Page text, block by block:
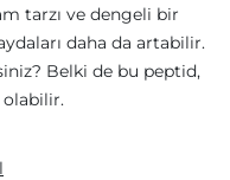
tarzı ve dengeli bir
daha da artabilir.
Belki de bu peptid,
olabilir.